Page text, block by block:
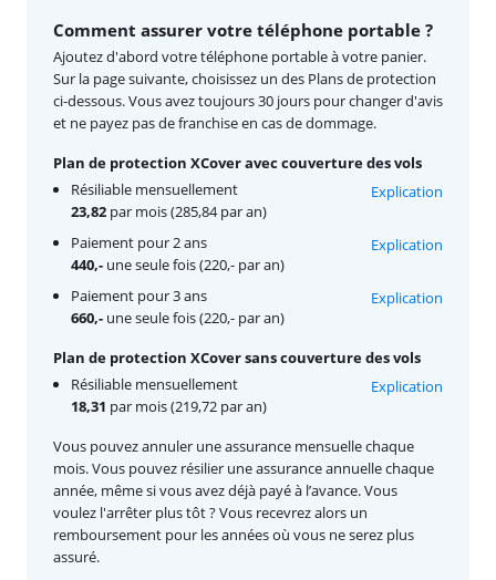
Comment assurer votre téléphone portable ?
Ajoutez d'abord votre téléphone portable à votre panier.
Sur la page suivante, choisissez un des Plans de protection
ci-dessous. Vous avez toujours 30 jours pour changer d'avis
et ne payez pas de franchise en cas de dommage.
Plan de protection XCover avec couverture des vols
Résiliable mensuellement
23,82 par mois (285,84 par an)
Explication
Paiement pour 2 ans
440,- une seule fois (220,- par an)
Explication
Paiement pour 3 ans
660,- une seule fois (220,- par an)
Explication
Plan de protection XCover sans couverture des vols
Résiliable mensuellement
18,31 par mois (219,72 par an)
Explication
Vous pouvez annuler une assurance mensuelle chaque
mois. Vous pouvez résilier une assurance annuelle chaque
année, même si vous avez déjà payé à l’avance. Vous
voulez l'arrêter plus tôt ? Vous recevrez alors un
remboursement pour les années où vous ne serez plus
assuré.